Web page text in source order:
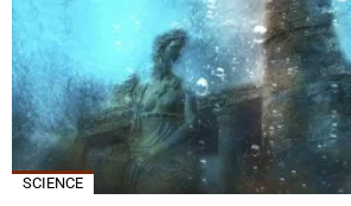
SCIENCE